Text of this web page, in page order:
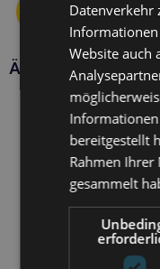
Ähnliche Produkte
Datenverkehr
Website auch
bereitgestellt
Rahmen Ihrer
gesammelt